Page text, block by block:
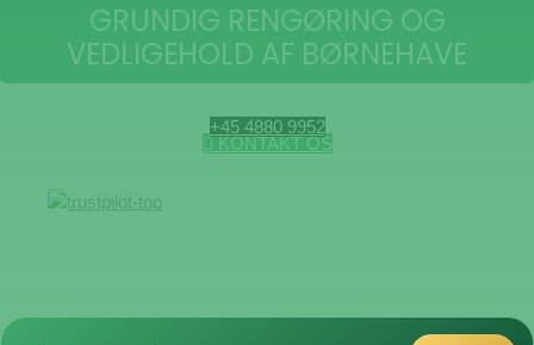
GRUNDIG RENGØRING OG
VEDLIGEHOLD AF BØRNEHAVE
KONTAKT OS
+45 4880 9952